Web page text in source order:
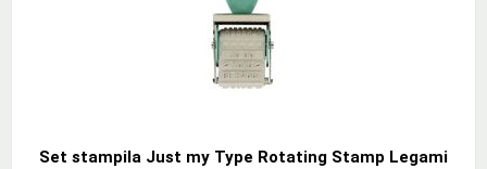
Set stampila Just my Type Rotating Stamp Legami